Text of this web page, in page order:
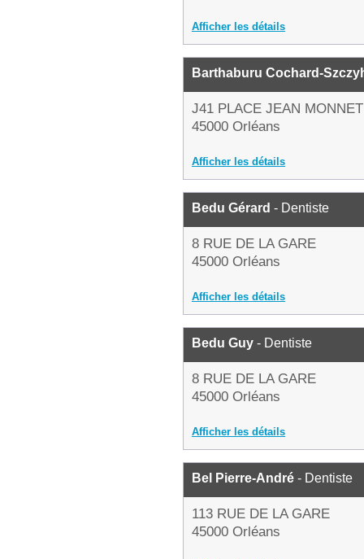
Afficher les détails
Barthaburu Cochard-
J41 PLACE JEAN MONNET
45000 Orléans
Afficher les détails
Bedu Gérard - Dentiste
8 RUE DE LA GARE
45000 Orléans
Afficher les détails
Bedu Guy - Dentiste
8 RUE DE LA GARE
45000 Orléans
Afficher les détails
Bel Pierre-André - Dentiste
113 RUE DE LA GARE
45000 Orléans